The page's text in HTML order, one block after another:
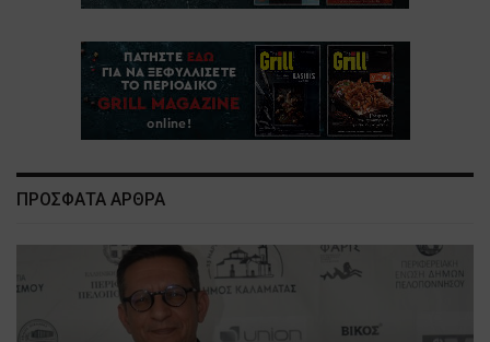
ΠΡΟΣΦΑΤΑ ΑΡΘΡΑ